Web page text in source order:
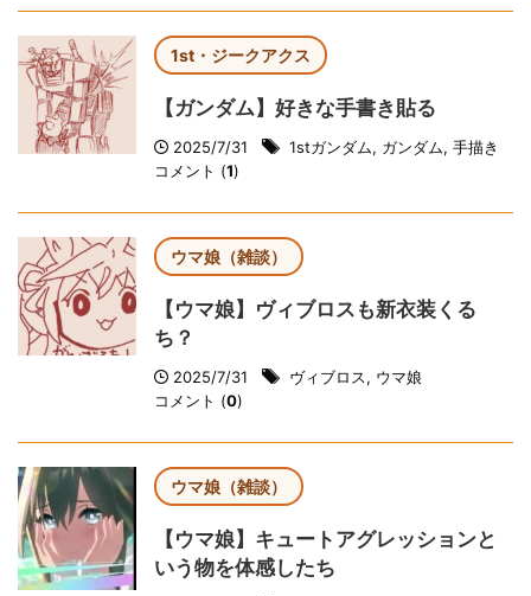
1st・ジークアクス
【ガンダム】好きな手書き貼る
2025/7/31 1stガンダム, ガンダム, 手描き
コメント (1)
ウマ娘（雑談）
【ウマ娘】ヴィブロスも新衣装くる
ち？
2025/7/31 ヴィブロス, ウマ娘
コメント (0)
ウマ娘（雑談）
【ウマ娘】キュートアグレッションと
いう物を体感したち